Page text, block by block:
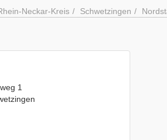
Neckar-Kreis Schwetzingen
1